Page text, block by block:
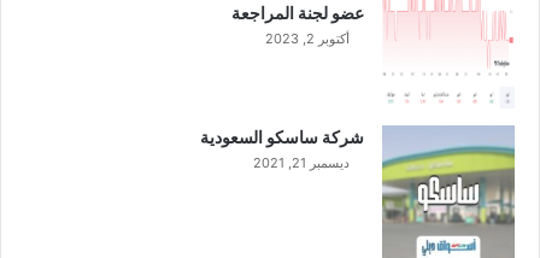
عضو لجنة المراجعة
أكتوبر 2, 2023
شركة ساسكو السعودية
ديسمبر 21, 2021